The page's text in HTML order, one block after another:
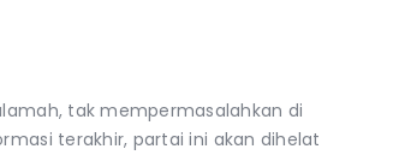
tak mempermasalahkan di
terakhir, partai ini akan dihelat